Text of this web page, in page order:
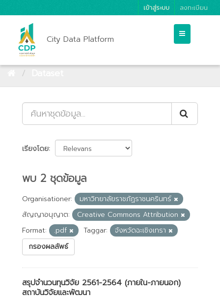
เข้าสู่ระบบ ลงทะเบียน
City Data Platform
เรียงโดย
พบ 2 ชุดข้อมูล
Organisationer:
มหาวิทยาลัยราชภัฏราชนครินทร์
สัญญาอนุญาต:
Creative Commons Attribution
Format:
.pdf Taggar:
จังหวัดฉะเชิงเทรา
กรองผลลัพธ์
สรุปจำนวนทุนวิจัย 2561-2564 (ภายใน-ภายนอก)
สถาบันวิจัยและพัฒนา